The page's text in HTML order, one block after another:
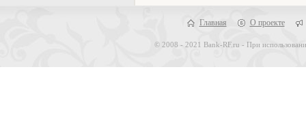
Главная О проекте
© 2008 - 2021 Bank-RF.ru - При